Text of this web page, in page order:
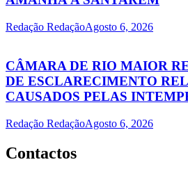
Redação RedaçãoAgosto 6, 2026
CÂMARA DE RIO MAIOR
DE ESCLARECIMENTO
CAUSADOS PELAS
Redação RedaçãoAgosto 6, 2026
Contactos